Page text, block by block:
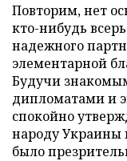
Повторим, нет
кто-нибудь
надежного
элементарной
Будучи
дипломатами и
спокойно
народу Украины
было